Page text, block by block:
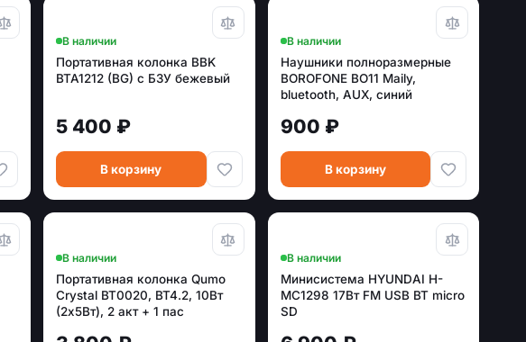
В наличии
Портативная колонка BBK
BTA1212 (BG) с БЗУ бежевый
5 400 ₽
В корзину
В наличии
Наушники полноразмерные
BOROFONE BO11 Maily,
bluetooth, AUX, синий
900 ₽
В корзину
В наличии
Портативная колонка Qumo
Crystal BT0020, BT4.2, 10Вт
(2х5Вт), 2 акт + 1 пас
В наличии
Минисистема HYUNDAI H-
MC1298 17Вт FM USB BT micro
SD